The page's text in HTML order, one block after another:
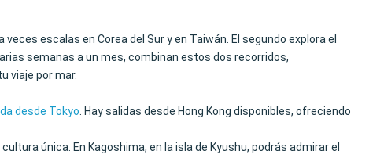
escalas en Corea del Sur y en Taiwán. El segundo explora el
semanas a un mes, combinan estos dos recorridos,
viaje por mar.
desde Tokyo . Hay salidas desde Hong Kong disponibles, ofreciendo
única. En Kagoshima, en la isla de Kyushu, podrás admirar el